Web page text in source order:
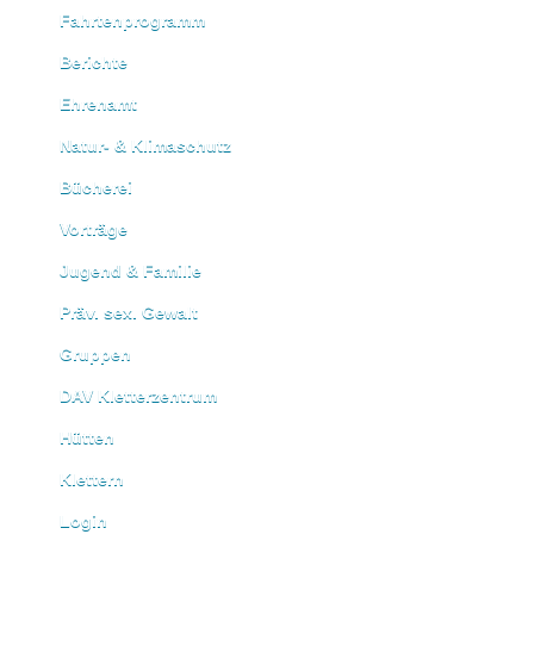
Fahrtenprogramm
Berichte
Ehrenamt
Natur- & Klimaschutz
Bücherei
Vorträge
Jugend & Familie
Präv. sex. Gewalt
Gruppen
DAV Kletterzentrum
Hütten
Klettern
Login